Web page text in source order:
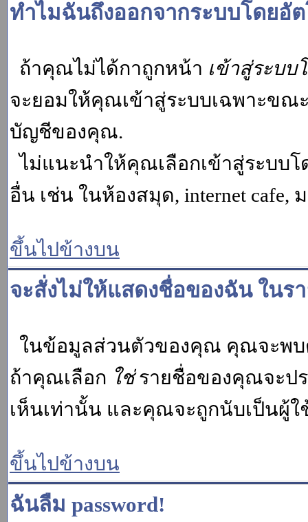
ทำไมฉันถึงออกจากระบบโดยอั
ถ้าคุณไม่ได้กาถูกหน้า เข้าสู่ระบ
จะยอมให้คุณเข้าสู่ระบบเฉพาะขณ
บัญชีของคุณ.
ไม่แนะนำให้คุณเลือกเข้าสู่ระบบ
อื่น เช่น ในห้องสมุด, internet cafe,
ขึ้นไปข้างบน
จะสั่งไม่ให้แสดงชื่อของฉัน ในร
ในข้อมูลส่วนตัวของคุณ คุณจะพบ
ถ้าคุณเลือก ใช่รายชื่อของคุณจะปร
เห็นเท่านั้น และคุณจะถูกนับเป็นผู้
ขึ้นไปข้างบน
ฉันลืม password!